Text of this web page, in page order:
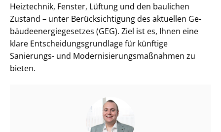
Heiztechnik, Fenster, Lüftung und den baulichen
Zustand – unter Be­rück­sich­ti­gung des aktuellen Ge­
bäu­de­en­er­gie­ge­set­zes (GEG). Ziel ist es, Ihnen eine
klare Ent­schei­dungs­grund­la­ge für künftige
Sanierungs- und Mo­der­ni­sie­rungs­maß­nah­men zu
bieten.